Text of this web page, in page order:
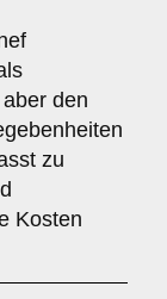
den
zu
Kosten